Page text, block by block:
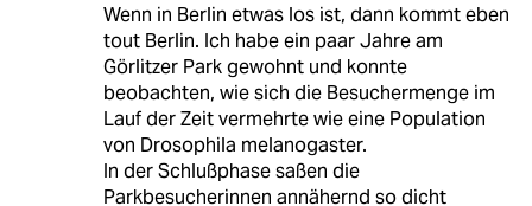
Wenn in Berlin etwas los ist, dann kommt eben
tout Berlin. Ich habe ein paar Jahre am
Görlitzer Park gewohnt und konnte
beobachten, wie sich die Besuchermenge im
Lauf der Zeit vermehrte wie eine Population
von Drosophila melanogaster.
In der Schlußphase saßen die
Parkbesucherinnen annähernd so dicht